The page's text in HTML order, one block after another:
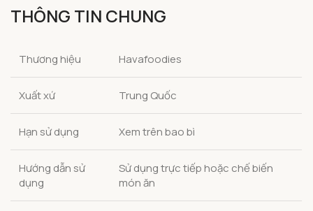
THÔNG TIN CHUNG
Thương hiệu Havafoodies
Xuất xứ Trung Quốc
Hạn sử dụng Xem trên bao bì
Hướng dẫn sử
dụng
Sử dụng trực tiếp hoặc chế biến
món ăn